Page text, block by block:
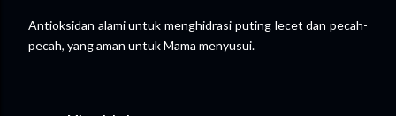
Antioksidan alami untuk menghidrasi puting lecet dan pecah-
pecah, yang aman untuk Mama menyusui.